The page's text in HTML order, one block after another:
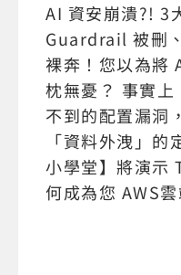
AI 資安崩潰?! 3
Guardrail 被刪
裸奔！您以為將
枕無憂？ 事實上
不到的配置漏洞
「資料外洩」
小學堂】將演
何成為您 AWS